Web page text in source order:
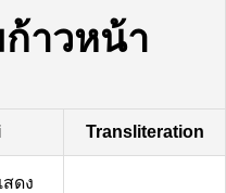
าวหน้า
Transliteration
ดง